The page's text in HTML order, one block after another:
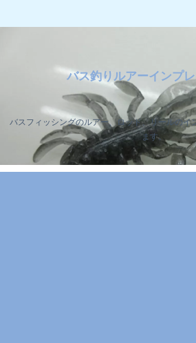
バス釣りルアーインプ
バスフィッシングのルアー、ロッド、リールのイ
ます。